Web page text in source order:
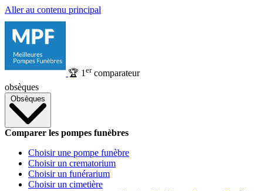
Aller au contenu principal
🏆 1 ercomparateur
obsèques
Obsèques
Comparer les pompes funèbres
Choisir une pompe funèbre
Choisir un crematorium
Choisir un funérarium
Choisir un cimetière